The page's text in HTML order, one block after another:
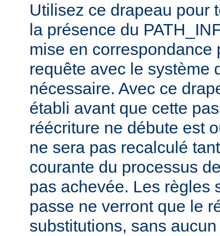
Utilisez ce drapeau pour
la présence du
mise en correspondance
requête avec le système
nécessaire. Avec ce
établi avant que cette
réécriture ne débute est
ne sera pas recalculé
courante du processus
pas achevée. Les règles
passe ne verront que le
substitutions, sans